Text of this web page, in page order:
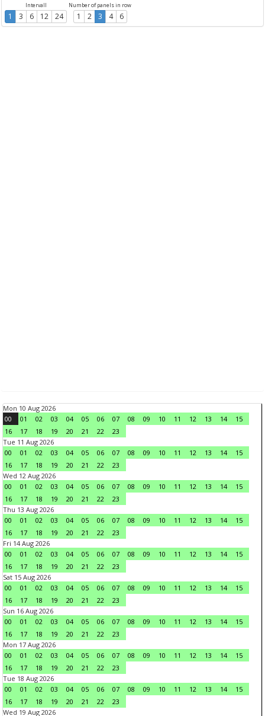
Intervall
1 3 6 12 24
Number of panels in row
1 2 3 4 6
Mon 10 Aug 2026
00
01 02 03 04 05 06 07 08 09 10 11 12 13 14
15
16
17 18 19 20 21 22
23
Tue 11 Aug 2026
00
01 02 03 04 05 06 07 08 09 10 11 12 13 14
15
16
17 18 19 20 21 22
23
Wed 12 Aug 2026
00
01 02 03 04 05 06 07 08 09 10 11 12 13 14
15
16
17 18 19 20 21 22
23
Thu 13 Aug 2026
00
01 02 03 04 05 06 07 08 09 10 11 12 13 14
15
16
17 18 19 20 21 22
23
Fri 14 Aug 2026
00
01 02 03 04 05 06 07 08 09 10 11 12 13 14
15
16
17 18 19 20 21 22
23
Sat 15 Aug 2026
00
01 02 03 04 05 06 07 08 09 10 11 12 13 14
15
16
17 18 19 20 21 22
23
Sun 16 Aug 2026
00
01 02 03 04 05 06 07 08 09 10 11 12 13 14
15
16
17 18 19 20 21 22
23
Mon 17 Aug 2026
00
01 02 03 04 05 06 07 08 09 10 11 12 13 14
15
16
17 18 19 20 21 22
23
Tue 18 Aug 2026
00
01 02 03 04 05 06 07 08 09 10 11 12 13 14
15
16
17 18 19 20 21 22
23
Wed 19 Aug 2026